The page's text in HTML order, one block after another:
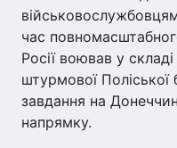
час
Росії воював у
штурмової
завдання на
напрямку.